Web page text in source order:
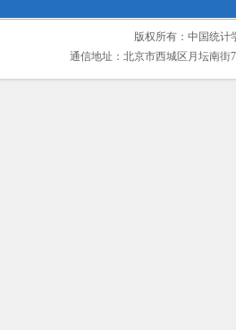
版权所有：中国统计
通信地址：北京市西城区月坛南